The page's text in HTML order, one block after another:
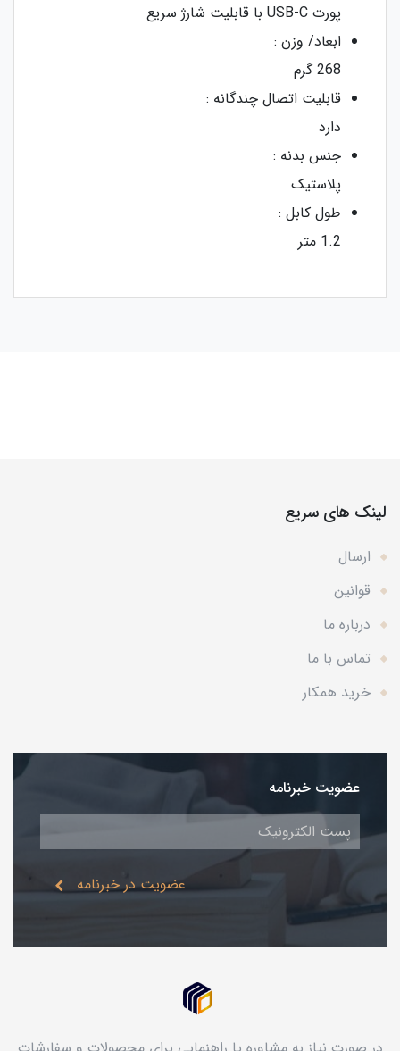
پورت USB-C با قابلیت شارژ سریع
ابعاد/ وزن :
268 گرم
قابلیت اتصال چندگانه :
دارد
جنس بدنه :
پلاستیک
طول کابل :
1.2 متر
لینک های سریع
ارسال
قوانین
درباره ما
تماس با ما
خرید همکار
عضویت خبرنامه
عضویت در خبرنامه